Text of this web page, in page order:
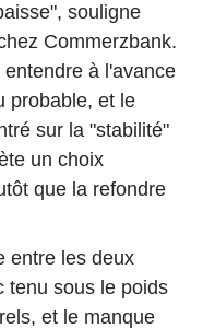
souligne
Commerzbank.
à l'avance
probable, et le
sur la "stabilité"
un choix
que la refondre
entre les deux
tenu sous le poids
et le manque